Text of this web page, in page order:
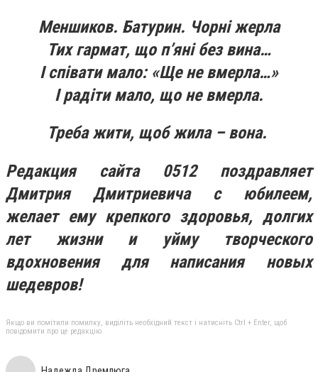
Меншиков. Батурин. Чорні жерла
Тих гармат, що п’яні без вина…
І співати мало: «Ще не вмерла…»
І радіти мало, що не вмерла.
Треба жити, щоб жила – вона.
Редакция сайта 0512 поздравляет
Дмитрия Дмитриевича с юбилеем,
желает ему крепкого здоровья, долгих
лет жизни и уйму творческого
вдохновения для написания новых
шедевров!
Якщо ви помітили помилку, виділіть необхідний текст і натисніть Ctrl + Enter, щоб
повідомити про це редакцію